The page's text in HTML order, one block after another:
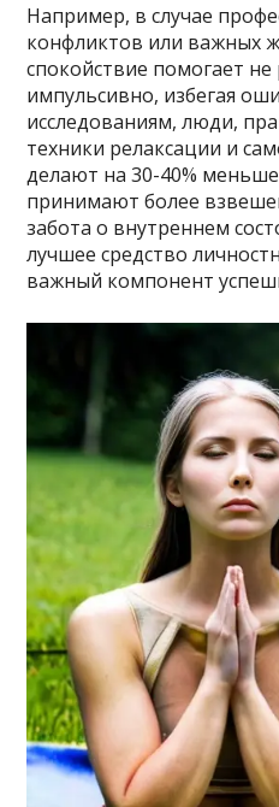
Например, в случае
конфликтов или важных
спокойствие помогает не
импульсивно, избегая
исследованиям, люди,
техники релаксации и
делают на 30-40%
принимают более
забота о внутреннем
лучшее средство
важный компонент